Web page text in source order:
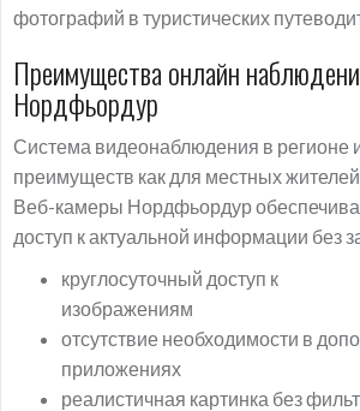
фотографий в туристических
Преимущества онлайн
Нордфьордур
Система видеонаблюдения в регионе
преимуществ как для местных жителей,
Веб-камеры Нордфьордур
доступ к актуальной информации без
круглосуточный доступ к
изображениям
отсутствие необходимости в
приложениях
реалистичная картинка без